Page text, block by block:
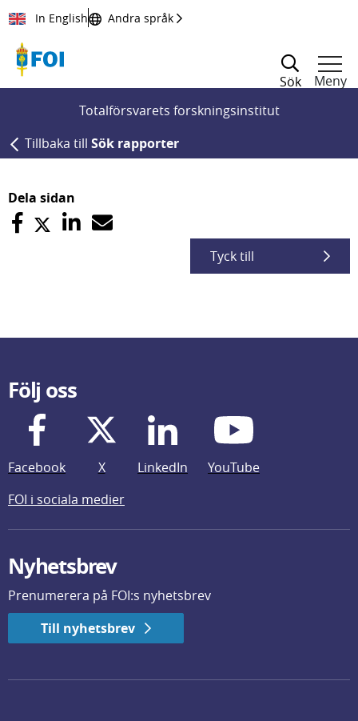
Till innehållet
In English Andra språk
Sök
Meny
Totalförsvarets forskningsinstitut
Tillbaka till Sök rapporter
Dela sidan
Tyck till
Följ oss
Facebook X LinkedIn
YouTube
FOI i sociala medier
Nyhetsbrev
Prenumerera på FOI:s nyhetsbrev
Till nyhetsbrev